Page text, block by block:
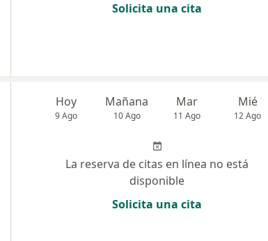
Solicita una cita
Hoy
9 Ago
Mañana
10 Ago
Mar
11 Ago
Mié
12 Ago
La reserva de citas en línea no está
disponible
Solicita una cita